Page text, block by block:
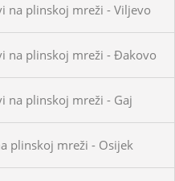
na plinskoj mreži - Viljevo
na plinskoj mreži - Đakovo
na plinskoj mreži - Gaj
plinskoj mreži - Osijek